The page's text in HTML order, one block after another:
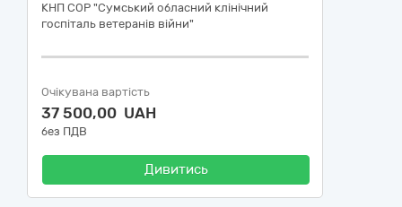
КНП СОР "Сумський обласний клінічний
госпіталь ветеранів війни"
Очікувана вартість
37 500,00 UAH
без ПДВ
Дивитись